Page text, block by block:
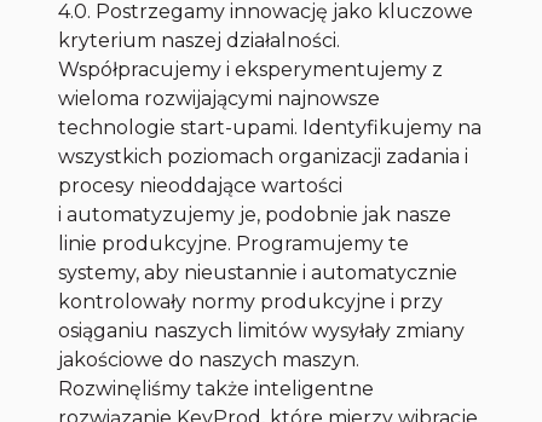
4.0. Postrzegamy innowację jako kluczowe
kryterium naszej działalności.
Współpracujemy i eksperymentujemy z
wieloma rozwijającymi najnowsze
technologie start-upami. Identyfikujemy na
wszystkich poziomach organizacji zadania i
procesy nieoddające wartości
i automatyzujemy je, podobnie jak nasze
linie produkcyjne. Programujemy te
systemy, aby nieustannie i automatycznie
kontrolowały normy produkcyjne i przy
osiąganiu naszych limitów wysyłały zmiany
jakościowe do naszych maszyn.
Rozwinęliśmy także inteligentne